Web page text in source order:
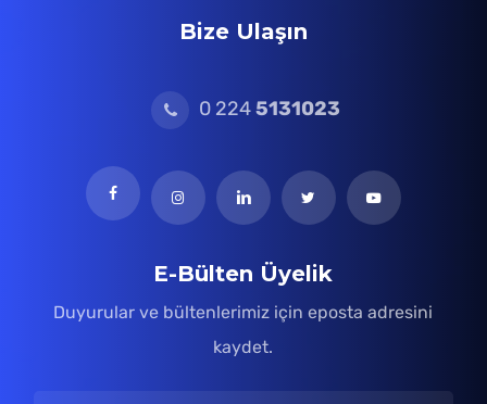
Bize Ulaşın
0 2245131023
E-Bülten Üyelik
Duyurular ve bültenlerimiz için eposta adresini
kaydet.